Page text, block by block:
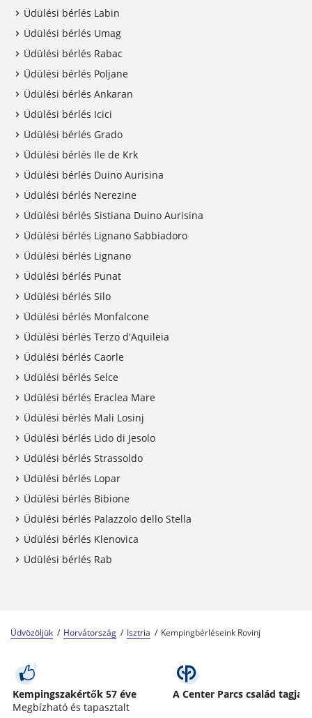
Üdülési bérlés Labin
Üdülési bérlés Umag
Üdülési bérlés Rabac
Üdülési bérlés Poljane
Üdülési bérlés Ankaran
Üdülési bérlés Icici
Üdülési bérlés Grado
Üdülési bérlés Ile de Krk
Üdülési bérlés Duino Aurisina
Üdülési bérlés Nerezine
Üdülési bérlés Sistiana Duino Aurisina
Üdülési bérlés Lignano Sabbiadoro
Üdülési bérlés Lignano
Üdülési bérlés Punat
Üdülési bérlés Silo
Üdülési bérlés Monfalcone
Üdülési bérlés Terzo d'Aquileia
Üdülési bérlés Caorle
Üdülési bérlés Selce
Üdülési bérlés Eraclea Mare
Üdülési bérlés Mali Losinj
Üdülési bérlés Lido di Jesolo
Üdülési bérlés Strassoldo
Üdülési bérlés Lopar
Üdülési bérlés Bibione
Üdülési bérlés Palazzolo dello Stella
Üdülési bérlés Klenovica
Üdülési bérlés Rab
Üdvözöljük Horvátország Isztria Kempingbérléseink Rovinj
Kempingszakértők 57 éve
Megbízható és tapasztalt
A Center Parcs család tagja